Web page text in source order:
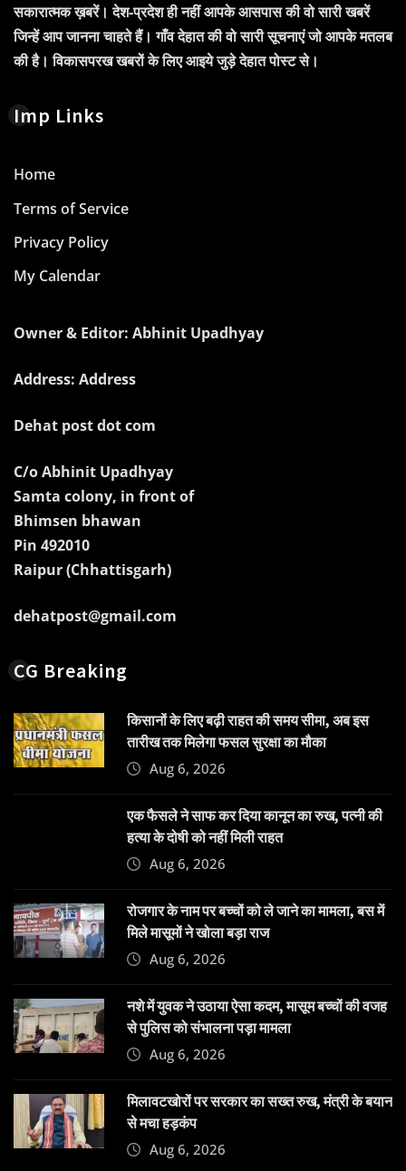
सकारात्मक ख़बरें। देश-प्रदेश ही नहीं आपके आसपास की वो सारी खबरें
जिन्हें आप जानना चाहते हैं। गाँव देहात की वो सारी सूचनाएं जो आपके मतलब
की है। विकासपरख खबरों के लिए आइये जुड़े देहात पोस्ट से।
Imp Links
Home
Terms of Service
Privacy Policy
My Calendar
Owner & Editor: Abhinit Upadhyay
Address: Address
Dehat post dot com
C/o Abhinit Upadhyay
Samta colony, in front of
Bhimsen bhawan
Pin 492010
Raipur (Chhattisgarh)
dehatpost@gmail.com
CG Breaking
किसानों के लिए बढ़ी राहत की समय सीमा, अब इस
तारीख तक मिलेगा फसल सुरक्षा का मौका
Aug 6, 2026
एक फैसले ने साफ कर दिया कानून का रुख, पत्नी की
हत्या के दोषी को नहीं मिली राहत
Aug 6, 2026
रोजगार के नाम पर बच्चों को ले जाने का मामला, बस में
मिले मासूमों ने खोला बड़ा राज
Aug 6, 2026
नशे में युवक ने उठाया ऐसा कदम, मासूम बच्चों की वजह
से पुलिस को संभालना पड़ा मामला
Aug 6, 2026
मिलावटखोरों पर सरकार का सख्त रुख, मंत्री के बयान
से मचा हड़कंप
Aug 6, 2026